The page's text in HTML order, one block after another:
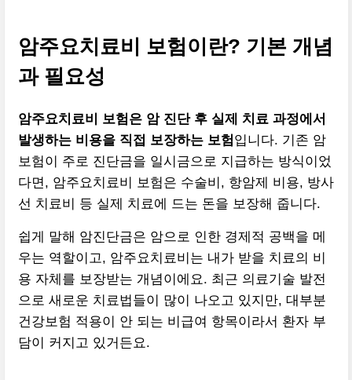
암주요치료비 보험이란? 기본 개념
과 필요성
암주요치료비 보험은 암 진단 후 실제 치료 과정에서
발생하는 비용을 직접 보장하는 보험입니다. 기존 암
보험이 주로 진단금을 일시금으로 지급하는 방식이었
다면, 암주요치료비 보험은 수술비, 항암제 비용, 방사
선 치료비 등 실제 치료에 드는 돈을 보장해 줍니다.
쉽게 말해 암진단금은 암으로 인한 경제적 공백을 메
우는 역할이고, 암주요치료비는 내가 받을 치료의 비
용 자체를 보장받는 개념이에요. 최근 의료기술 발전
으로 새로운 치료법들이 많이 나오고 있지만, 대부분
건강보험 적용이 안 되는 비급여 항목이라서 환자 부
담이 커지고 있거든요.